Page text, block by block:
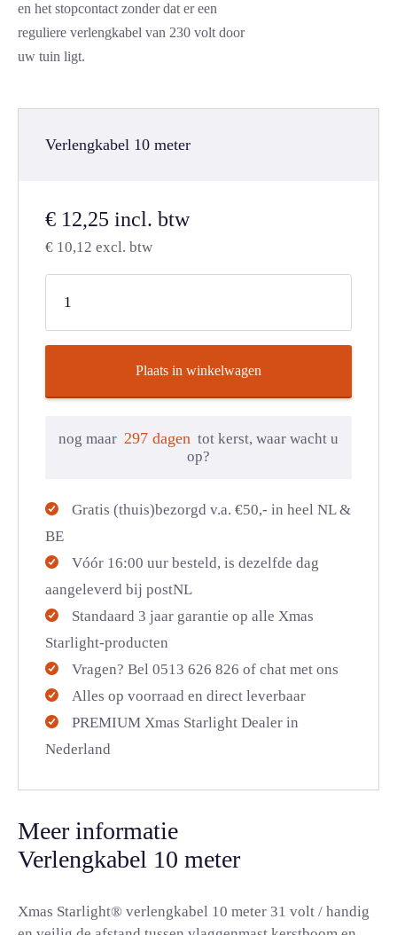
en het stopcontact zonder dat er een
reguliere verlengkabel van 230 volt door
uw tuin ligt.
Verlengkabel 10 meter
€ 12,25 incl. btw
€ 10,12 excl. btw
Plaats in winkelwagen
nog maar 297 dagen tot kerst, waar wacht u
op?
Gratis (thuis)bezorgd v.a. €50,- in heel NL &
BE
Vóór 16:00 uur besteld, is dezelfde dag
aangeleverd bij postNL
Standaard 3 jaar garantie op alle Xmas
Starlight-producten
Vragen? Bel 0513 626 826 of chat met ons
Alles op voorraad en direct leverbaar
PREMIUM Xmas Starlight Dealer in
Nederland
Meer informatie
Verlengkabel 10 meter
Xmas Starlight® verlengkabel 10 meter 31 volt / handig